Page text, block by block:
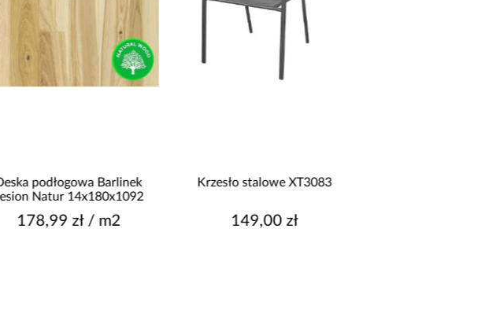
Krzesło stalowe XT3083
149,00 zł
Kuchnia narożna Stilo
9 999,00 zł